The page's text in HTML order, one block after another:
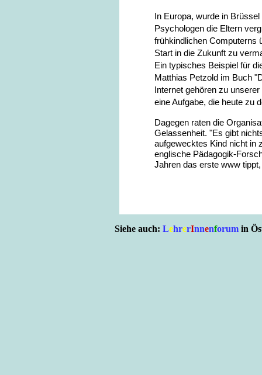
In Europa, wurde in
Psychologen die Eltern
frühkindlichen Computerns
Start in die Zukunft zu
Ein typisches Beispiel für
Matthias Petzold im Buch
Internet gehören zu
eine Aufgabe, die heute zu
Dagegen raten die
Gelassenheit. "Es gibt
aufgewecktes Kind nicht in
englische Pädagogik-
Jahren das erste www
Siehe auch: LehrerInnenforum in